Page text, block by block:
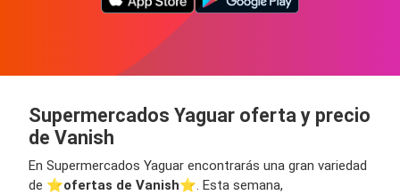
Supermercados Yaguar oferta y precio
de Vanish
En Supermercados Yaguar encontrarás una gran variedad
de ⭐️ofertas de Vanish⭐️. Esta semana,